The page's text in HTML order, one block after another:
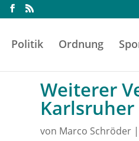
Politik Ordnung
Weiterer
Karlsruher
von Marco Schröder|